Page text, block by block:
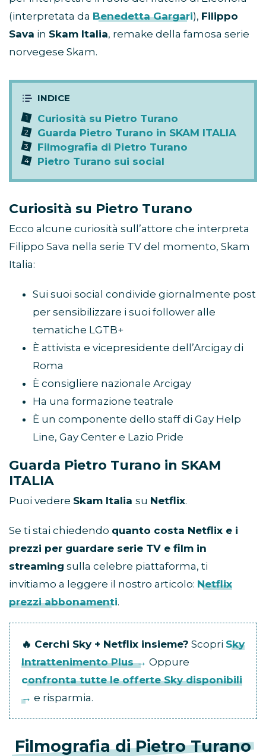
(interpretata da Benedetta Gargari), Filippo
Sava in Skam Italia, remake della famosa serie
norvegese Skam.
Curiosità su Pietro Turano
Guarda Pietro Turano in SKAM ITALIA
Filmografia di Pietro Turano
Pietro Turano sui social
Curiosità su Pietro Turano
Ecco alcune curiosità sull’attore che interpreta
Filippo Sava nella serie TV del momento, Skam
Italia:
Sui suoi social condivide giornalmente post
per sensibilizzare i suoi follower alle
tematiche LGTB+
È attivista e vicepresidente dell’Arcigay di
Roma
È consigliere nazionale Arcigay
Ha una formazione teatrale
È un componente dello staff di Gay Help
Line, Gay Center e Lazio Pride
Guarda Pietro Turano in SKAM
ITALIA
Puoi vedere Skam Italia su Netflix.
Se ti stai chiedendo quanto costa Netflix e i
prezzi per guardare serie TV e film in
streaming sulla celebre piattaforma, ti
invitiamo a leggere il nostro articolo: Netflix
prezzi abbonamenti.
🔥 Cerchi Sky + Netflix insieme? Scopri Sky
Intrattenimento Plus → Oppure
confronta tutte le offerte Sky disponibili
→ e risparmia.
Filmografia diPietro Turano